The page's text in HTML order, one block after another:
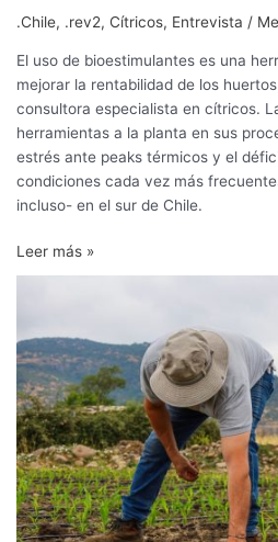
.Chile, .rev2, Cítricos, Entrevista /
El uso de bioestimulantes es una
mejorar la rentabilidad de los
consultora especialista en cítricos.
herramientas a la planta en sus
estrés ante peaks térmicos y el
condiciones cada vez más
incluso- en el sur de Chile.
Leer más »
nuevas
estrategias
en
base
a
azospirillum
para
reducir
el